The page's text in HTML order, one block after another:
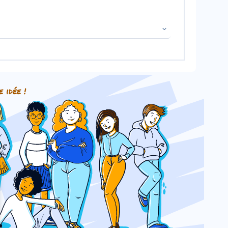
idée !